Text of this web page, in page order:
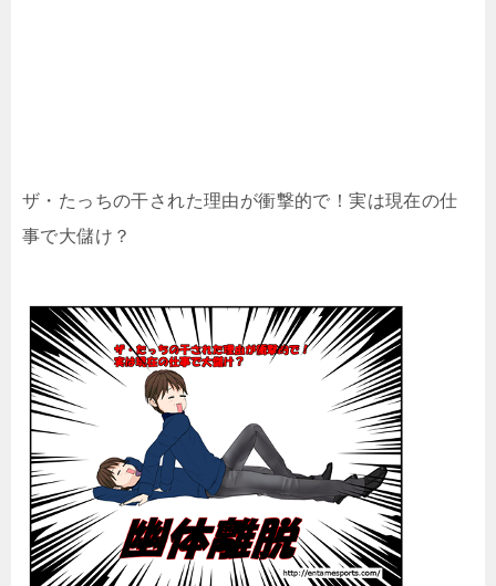
ザ・たっちの干された理由が衝撃的で！実は現在の仕
事で大儲け？